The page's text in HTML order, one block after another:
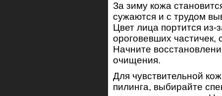
За зиму кожа
сужаются и с трудом
Цвет лица портится из-
ороговевших частичек,
Начните
очищения.
Для чувствительной
пилинга, выбирайте